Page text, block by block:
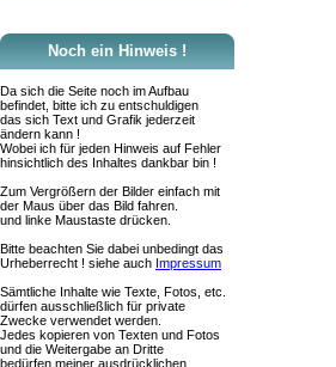
Noch ein Hinweis !
Da sich die Seite noch im Aufbau
befindet, bitte ich zu entschuldigen
das sich Text und Grafik jederzeit
ändern kann !
Wobei ich für jeden Hinweis auf Fehler
hinsichtlich des Inhaltes dankbar bin !
Zum Vergrößern der Bilder einfach mit
der Maus über das Bild fahren.
und linke Maustaste drücken.
Bitte beachten Sie dabei unbedingt das
Urheberrecht ! siehe auch Impressum
Sämtliche Inhalte wie Texte, Fotos, etc.
dürfen ausschließlich für private
Zwecke verwendet werden.
Jedes kopieren von Texten und Fotos
und die Weitergabe an Dritte
bedürfen meiner ausdrücklichen